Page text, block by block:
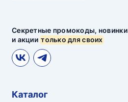
Секретные промокоды, новинки
и акциитолько для своих
Каталог